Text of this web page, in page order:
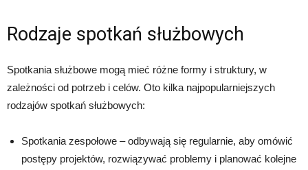
Rodzaje spotkań służbowych
Spotkania służbowe mogą mieć różne formy i struktury, w
zależności od potrzeb i celów. Oto kilka najpopularniejszych
rodzajów spotkań służbowych:
Spotkania zespołowe – odbywają się regularnie, aby omówić
postępy projektów, rozwiązywać problemy i planować kolejne